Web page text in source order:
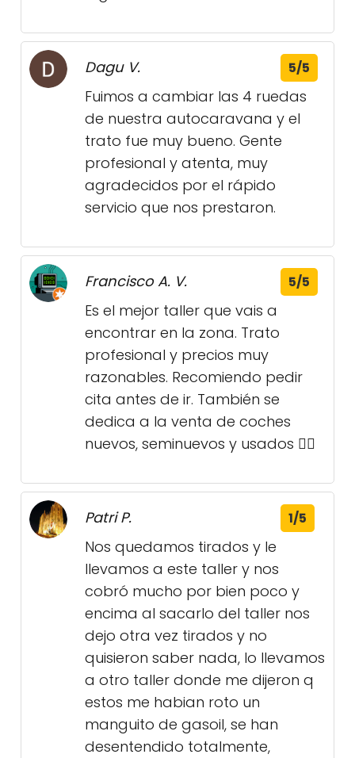
Dagu V. 5/5
Fuimos a cambiar las 4 ruedas
de nuestra autocaravana y el
trato fue muy bueno. Gente
profesional y atenta, muy
agradecidos por el rápido
servicio que nos prestaron.
Francisco A. V. 5/5
Es el mejor taller que vais a
encontrar en la zona. Trato
profesional y precios muy
razonables. Recomiendo pedir
cita antes de ir. También se
dedica a la venta de coches
nuevos, seminuevos y usados 👍🏻
Patri P. 1/5
Nos quedamos tirados y le
llevamos a este taller y nos
cobró mucho por bien poco y
encima al sacarlo del taller nos
dejo otra vez tirados y no
quisieron saber nada, lo llevamos
a otro taller donde me dijeron q
estos me habian roto un
manguito de gasoil, se han
desentendido totalmente,